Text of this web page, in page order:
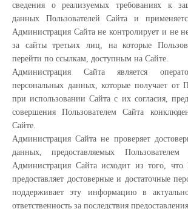
сведения о реализуемых требованиях к
данных Пользователей Сайта и
Администрация Сайта не контролирует и не
за сайты третьих лиц, на которые
перейти по ссылкам, доступным на Сайте.
Администрация Сайта является
персональных данных, которые получает от
при использовании Сайта с их согласия,
совершения Пользователем Сайта
Сайте.
Администрация Сайта не проверяет
данных, предоставляемых
Администрация Сайта исходит из того, что
предоставляет достоверные и достаточные
поддерживает эту информацию в
ответственность за последствия